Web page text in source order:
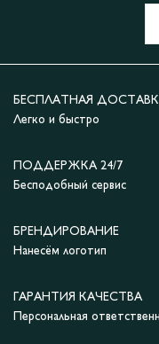
БЕСПЛАТНАЯ
Легко и быстро
ПОДДЕРЖКА 24/7
Бесподобный сервис
БРЕНДИРОВАНИЕ
Нанесём логотип
ГАРАНТИЯ КАЧЕСТВА
Персональная